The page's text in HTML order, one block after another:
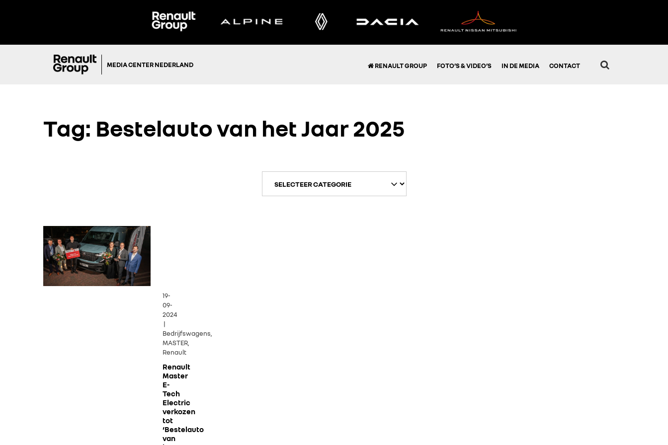
MEDIA CENTER NEDERLAND RENAULT GROUP FOTO’S & VIDEO’S IN DE MEDIA CONTACT
Tag: Bestelauto van het Jaar 2025
19-
09-
2024
|
Bedrijfswagens,
MASTER,
Renault
Renault
Master
E-
Tech
Electric
verkozen
tot
‘Bestelauto
van